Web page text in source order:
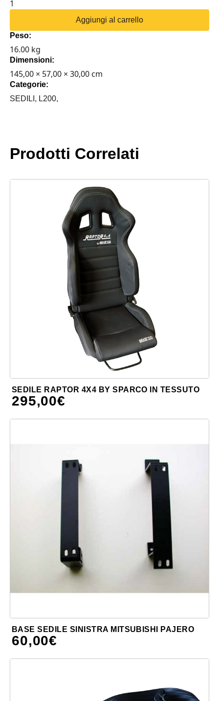
SEDILE
4X4
IN
TESSUTO/ECOPELLE
quantità
Aggiungi al carrello
Peso:
16.00 kg
Dimensioni:
145,00 × 57,00 × 30,00 cm
Categorie:
SEDILI, L200,
Prodotti Correlati
SEDILE RAPTOR 4X4 BY SPARCO IN TESSUTO
295,00€
BASE SEDILE SINISTRA MITSUBISHI PAJERO
60,00€